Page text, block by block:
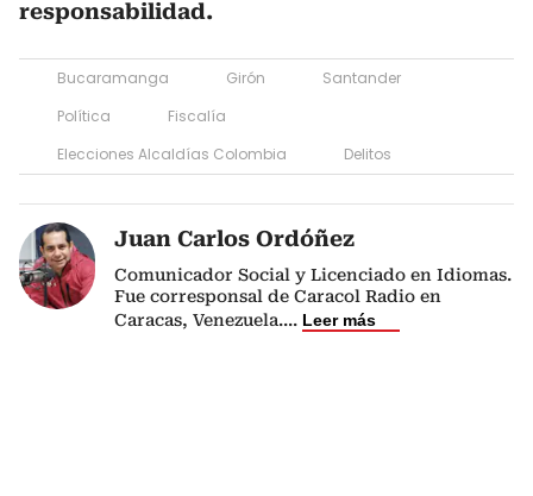
responsabilidad.
Bucaramanga Girón
Santander
Política
Fiscalía
Elecciones Alcaldías Colombia
Delitos
Juan Carlos Ordóñez
Comunicador Social y Licenciado en Idiomas.
Fue corresponsal de Caracol Radio en
Caracas, Venezuela.... Leer más